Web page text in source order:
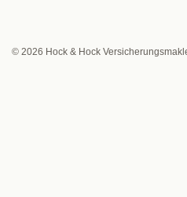
© 2026 Hock & Hock